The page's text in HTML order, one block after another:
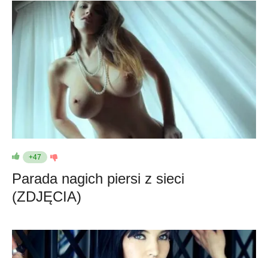
+47
Parada nagich piersi z sieci
(ZDJĘCIA)